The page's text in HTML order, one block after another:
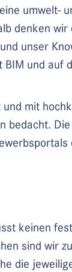
umwelt-
denken
unser
und auf
mit
keinen
sind wir
die